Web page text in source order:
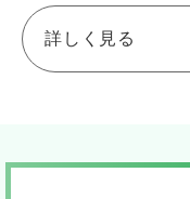
詳しく見る